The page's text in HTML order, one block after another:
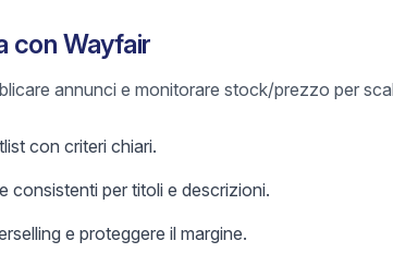
con Wayfair
annunci e monitorare stock/prezzo per
con criteri chiari.
consistenti per titoli e descrizioni.
e proteggere il margine.